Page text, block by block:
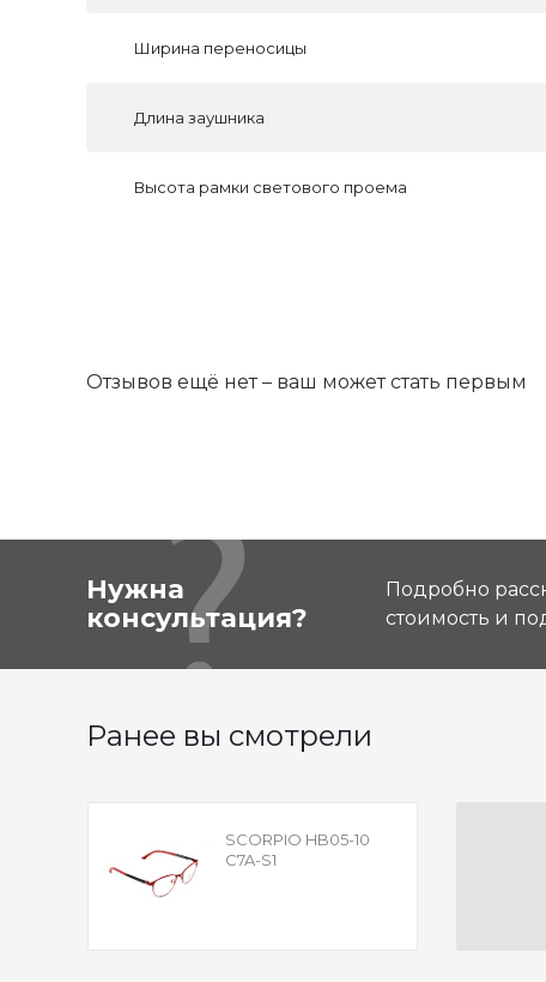
Ширина переносицы
Длина заушника
Высота рамки светового проема
Отзывов ещё нет – ваш может стать первым
Нужна
консультация?
Подробно
стоимость и
Ранее вы смотрели
SCORPIO HB05-10
C7A-S1